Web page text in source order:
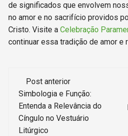
de significados que envolvem
no amor e no sacrifício providos
Cristo. Visite aCelebração
continuar essa tradição de amor e
Navegação
de
post
Post anterior
Simbologia e Função:
Entenda a Relevância do
Cíngulo no Vestuário
Litúrgico